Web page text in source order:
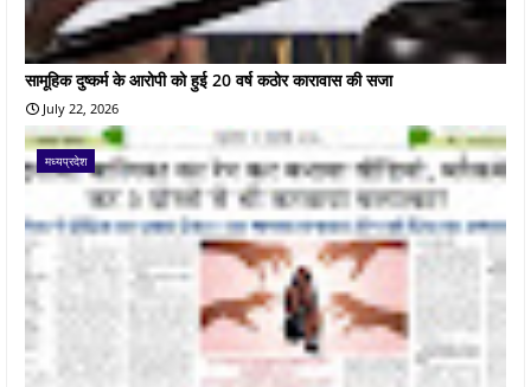
सामूहिक दुष्कर्म के आरोपी को हुई 20 वर्ष कठोर कारावास की सजा
July 22, 2026
मध्यप्रदेश